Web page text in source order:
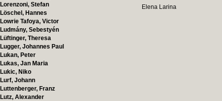
Lorenzoni, Stefan
Löschel, Hannes
Lowrie Tafoya, Victor
Ludmány, Sebestyén
Lüftinger, Theresa
Lugger, Johannes Paul
Lukan, Peter
Lukas, Jan Maria
Lukic, Niko
Lurf, Johann
Luttenberger, Franz
Lutz, Alexander
Elena Larina